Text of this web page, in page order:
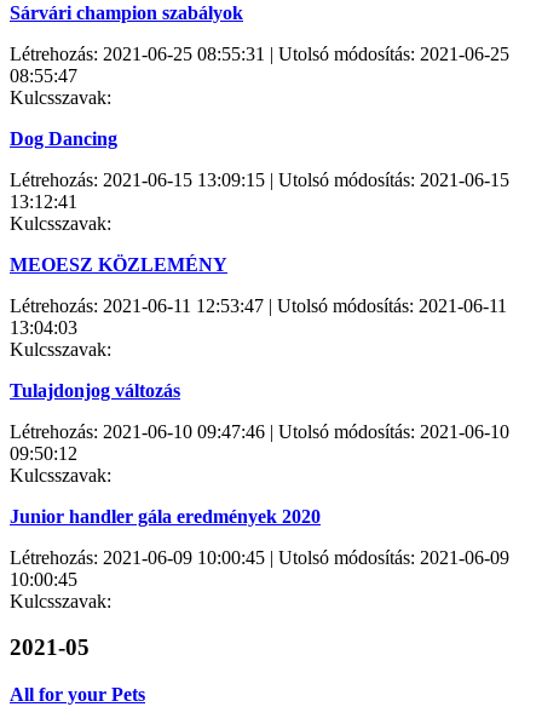
Sárvári champion szabályok
Létrehozás: 2021-06-25 08:55:31 | Utolsó módosítás: 2021-06-25
08:55:47
Kulcsszavak:
Dog Dancing
Létrehozás: 2021-06-15 13:09:15 | Utolsó módosítás: 2021-06-15
13:12:41
Kulcsszavak:
MEOESZ KÖZLEMÉNY
Létrehozás: 2021-06-11 12:53:47 | Utolsó módosítás: 2021-06-11
13:04:03
Kulcsszavak:
Tulajdonjog változás
Létrehozás: 2021-06-10 09:47:46 | Utolsó módosítás: 2021-06-10
09:50:12
Kulcsszavak:
Junior handler gála eredmények 2020
Létrehozás: 2021-06-09 10:00:45 | Utolsó módosítás: 2021-06-09
10:00:45
Kulcsszavak:
2021-05
All for your Pets